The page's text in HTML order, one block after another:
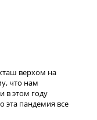
верхом на
что нам
в этом году
эта пандемия все